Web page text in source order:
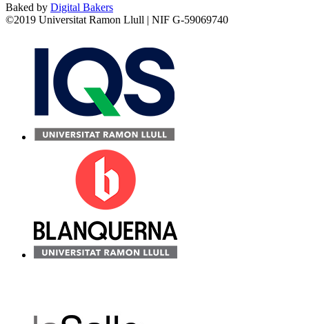
Baked by Digital Bakers
©2019 Universitat Ramon Llull | NIF G-59069740